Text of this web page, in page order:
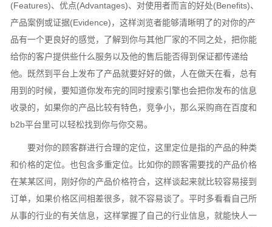
(Features)、优点(Advantages)、对使用者而言的好处(Benefits)、
产品案例或证据(Evidence)，这样浏览者能够清晰明了的对你的产
品有一个更良好的感觉，了解到你与其他厂家的不同之处，把你能
给你的客户提供些什么服务以及他的售后能否得到保证都传递给
他。既然到平台上发布了产品就要好好的做，人在做天在看，总有
用到的时候，要知道你发布完的同时搜索引擎也会把你发布的信息
收录的，如果你的产品比较有特色，竞争小，那么采购商在百度和
b2b平台里可以轻松找到你与你交易。
要对你的顾客群进行合理的定位，这里定位是指的产品的种类
和价格的定位。也包含多重定位。比如你的顾客需要找的产品价格
在某某区间，刚好你的产品价格符合，这样谈起来就比较容易接到
订单，如果价格区间相差很多，就不容易谈了。平时多看看自己所
从事的行业的有关信息，这样掌握了自己的行业信息，就能快人一